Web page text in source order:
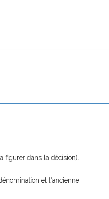
figurer dans la décision).
et l'ancienne